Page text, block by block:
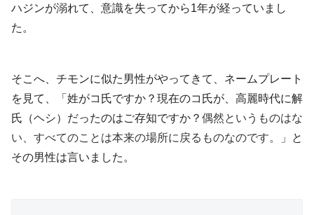
ハジンが溺れて、意識を失ってから1年が経っていまし
た。
そこへ、チモンに似た男性がやってきて、ネームプレート
を見て、「姓がコ氏ですか？現在のコ氏が、高麗時代に解
氏（ヘシ）だったのはご存知ですか？ 偶然というものはな
い、すべてのことは本来の場所に戻るものなのです。
」と
その男性は言いました。